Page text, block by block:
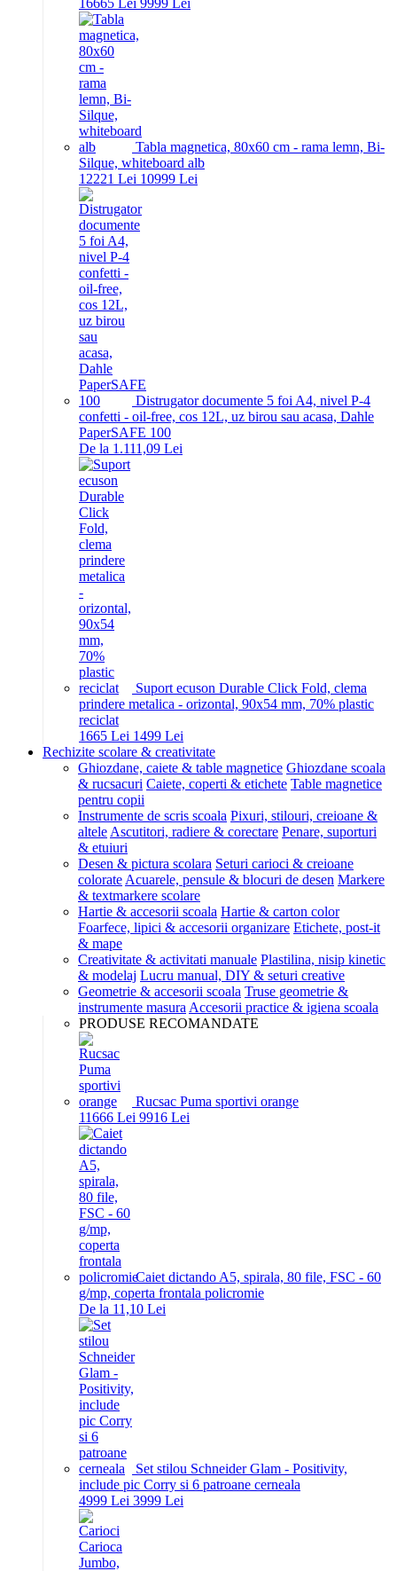
16665 Lei 9999 Lei
Tabla magnetica, 80x60 cm - rama lemn, Bi-
Silque, whiteboard alb
12221 Lei 10999 Lei
Distrugator documente 5 foi A4, nivel P-4
confetti - oil-free, cos 12L, uz birou sau acasa, Dahle
PaperSAFE 100
De la 1.111,09 Lei
Suport ecuson Durable Click Fold, clema
prindere metalica - orizontal, 90x54 mm, 70% plastic
reciclat
1665 Lei 1499 Lei
Rechizite scolare & creativitate
Ghiozdane, caiete & table magnetice Ghiozdane scoala
& rucsacuri Caiete, coperti & etichete Table magnetice
pentru copii
Instrumente de scris scoala Pixuri, stilouri, creioane &
altele Ascutitori, radiere & corectare Penare, suporturi
& etuiuri
Desen & pictura scolara Seturi carioci & creioane
colorate Acuarele, pensule & blocuri de desen Markere
& textmarkere scolare
Hartie & accesorii scoala Hartie & carton color
Foarfece, lipici & accesorii organizare Etichete, post-it
& mape
Creativitate & activitati manuale Plastilina, nisip kinetic
& modelaj Lucru manual, DIY & seturi creative
Geometrie & accesorii scoala Truse geometrie &
instrumente masura Accesorii practice & igiena scoala
PRODUSE RECOMANDATE
Rucsac Puma sportivi orange
11666 Lei 9916 Lei
Caiet dictando A5, spirala, 80 file, FSC - 60
g/mp, coperta frontala policromie
De la 11,10 Lei
Set stilou Schneider Glam - Positivity,
include pic Corry si 6 patroane cerneala
4999 Lei 3999 Lei